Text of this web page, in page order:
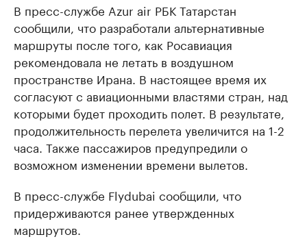
В пресс-службе Azur air РБК Татарстан
сообщили, что разработали альтернативные
маршруты после того, как Росавиация
рекомендовала не летать в воздушном
пространстве Ирана. В настоящее время их
согласуют с авиационными властями стран, над
которыми будет проходить полет. В результате,
продолжительность перелета увеличится на 1-2
часа. Также пассажиров предупредили о
возможном изменении времени вылетов.
В пресс-службе Flydubai сообщили, что
придерживаются ранее утвержденных
маршрутов.